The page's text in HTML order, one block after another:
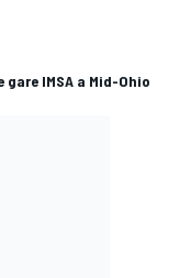
IMSA a Mid-Ohio